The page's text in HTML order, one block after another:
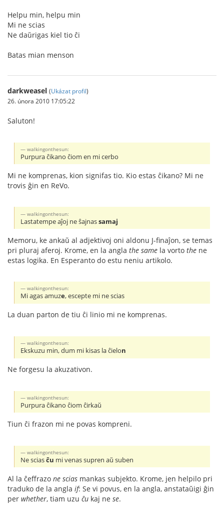
Helpu min, helpu min
Mi ne scias
Ne daŭrigas kiel tio ĉi
Batas mian menson
darkweasel (Ukázat profil)
26. února 2010 17:05:22
Saluton!
walkingonthesun:
Purpura ĉikano ĉiom en mi cerbo
Mi ne komprenas, kion signifas tio. Kio estas ĉikano? Mi ne
trovis ĝin en ReVo.
walkingonthesun:
Lastatempe aĵoj ne ŝajnassamaj
Memoru, ke ankaŭ al adjektivoj oni aldonu J-finaĵon, se temas
pri pluraj aferoj. Krome, en la angla the same la vorto the ne
estas logika. En Esperanto do estu neniu artikolo.
walkingonthesun:
Mi agas amuze, escepte mi ne scias
La duan parton de tiu ĉi linio mi ne komprenas.
walkingonthesun:
Ekskuzu min, dum mi kisas la ĉielon
Ne forgesu la akuzativon.
walkingonthesun:
Purpura ĉikano ĉiom ĉirkaŭ
Tiun ĉi frazon mi ne povas kompreni.
walkingonthesun:
Ne sciasĉu mi venas supren aŭ suben
Al la ĉeffrazo ne scias mankas subjekto. Krome, jen helpilo pri
traduko de la angla if: Se vi povus, en la angla, anstataŭigi ĝin
per whether, tiam uzu ĉu kaj ne se.